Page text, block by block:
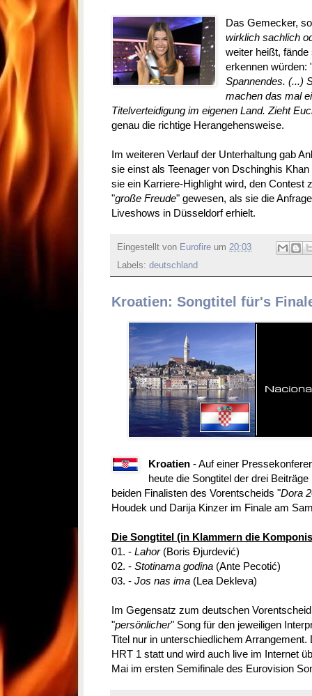
Das Gemecker,
wirklich sachlich
weiter heißt,
erkennen würden:
Spannendes. (...)
machen das mal
Titelverteidigung im eigenen Land. Zieht
genau die richtige Herangehensweise.
Im weiteren Verlauf der Unterhaltung gab
sie einst als Teenager von Dschinghis
sie ein Karriere-Highlight wird, den Contest
"große Freude" gewesen, als sie die
Liveshows in Düsseldorf erhielt.
Eingestellt von Eurofire um 20:03
Labels: deutschland
Kroatien: Songtitel für's
Kroatien - Auf einer
heute die Songtitel der drei
beiden Finalisten des Vorentscheids "Dora
Houdek und Darija Kinzer im Finale am
Die Songtitel (in Klammern die
01. - Lahor(Boris Đjurdević)
02. - Stotinama godina (Ante Pecotić)
03. - Jos nas ima (Lea Dekleva)
Im Gegensatz zum deutschen
"persönlicher" Song für den jeweiligen
Titel nur in unterschiedlichem
HRT 1 statt und wird auch live im Internet
Mai im ersten Semifinale des Eurovision